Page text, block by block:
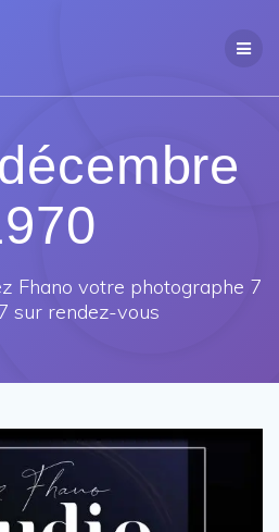
décembre
Fhano votre photographe 7
sur rendez-vous